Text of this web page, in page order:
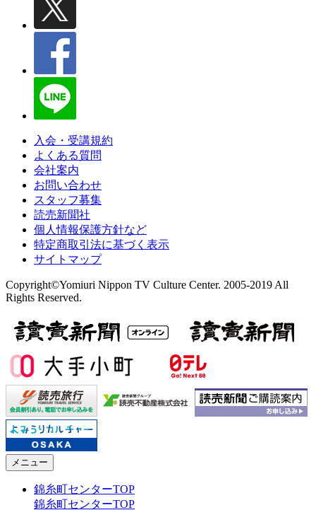
入会・受講規約
よくある質問
会社案内
お問い合わせ
スタッフ募集
読売新聞社
個人情報保護方針など
特定商取引法に基づく表示
サイトマップ
Copyright©Yomiuri Nippon TV Culture Center. 2005-2019 All
Rights Reserved.
メニュー
錦糸町センターTOP
錦糸町センターTOP